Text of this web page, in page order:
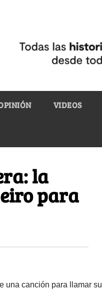
VIDEOS
la
para
una canción para llamar su